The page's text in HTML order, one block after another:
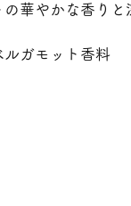
華やかな香りと
ガモット香料